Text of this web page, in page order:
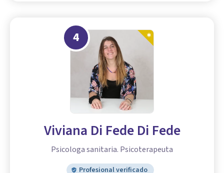
4
Viviana Di Fede Di Fede
Psicologa sanitaria. Psicoterapeuta
Profesional verificado